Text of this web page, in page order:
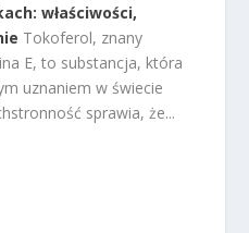
właściwości,
Tokoferol, znany
E, to substancja, która
uznaniem w świecie
sprawia, że...